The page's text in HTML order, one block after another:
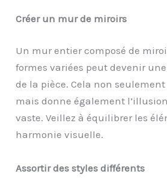
Créer un mur de miroirs
Un mur entier composé de
formes variées peut devenir
de la pièce. Cela non
mais donne également
vaste. Veillez à équilibrer les
harmonie visuelle.
Assortir des styles différents